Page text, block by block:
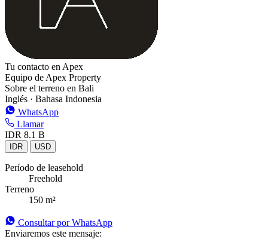
Tu contacto en Apex
Equipo de Apex Property
Sobre el terreno en Bali
Inglés · Bahasa Indonesia
WhatsApp
Llamar
IDR 8.1 B
IDR USD
Período de leasehold
Freehold
Terreno
150 m²
Consultar por WhatsApp
Enviaremos este mensaje: